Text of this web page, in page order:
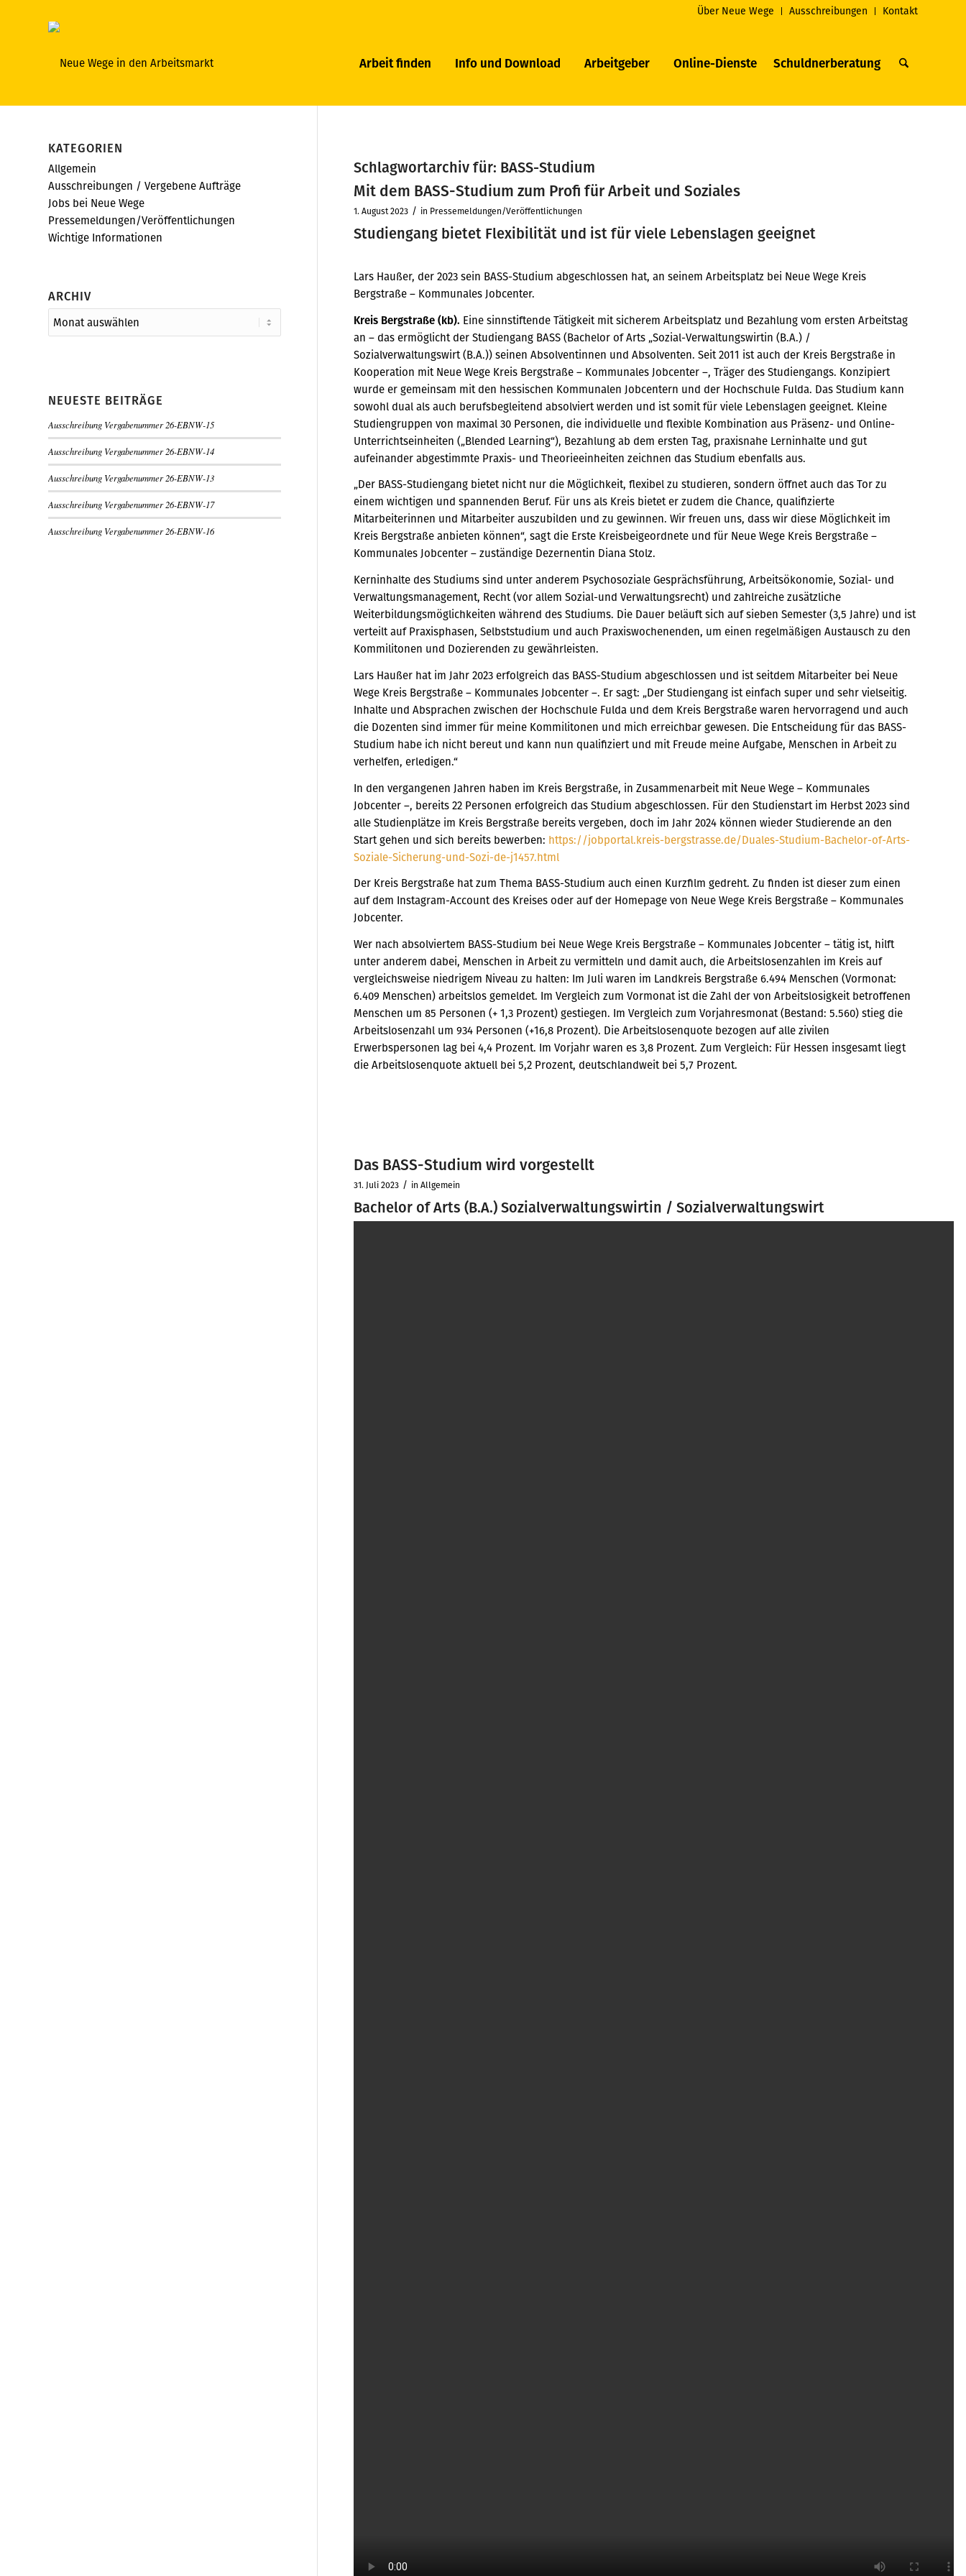
Über Neue Wege Ausschreibungen Kontakt
Arbeit finden Info und Download Arbeitgeber Online-Dienste Schuldnerberatung
Schlagwortarchiv für: BASS-Studium
Mit dem BASS-Studium zum Profi für Arbeit und Soziales
1. August 2023 / in Pressemeldungen/Veröffentlichungen
Studiengang bietet Flexibilität und ist für viele Lebenslagen geeignet
Lars Haußer, der 2023 sein BASS-Studium abgeschlossen hat, an seinem Arbeitsplatz bei Neue Wege Kreis
Bergstraße – Kommunales Jobcenter.
Kreis Bergstraße (kb). Eine sinnstiftende Tätigkeit mit sicherem Arbeitsplatz und Bezahlung vom ersten Arbeitstag
an – das ermöglicht der Studiengang BASS (Bachelor of Arts „Sozial-Verwaltungswirtin (B.A.) /
Sozialverwaltungswirt (B.A.)) seinen Absolventinnen und Absolventen. Seit 2011 ist auch der Kreis Bergstraße in
Kooperation mit Neue Wege Kreis Bergstraße – Kommunales Jobcenter –, Träger des Studiengangs. Konzipiert
wurde er gemeinsam mit den hessischen Kommunalen Jobcentern und der Hochschule Fulda. Das Studium kann
sowohl dual als auch berufsbegleitend absolviert werden und ist somit für viele Lebenslagen geeignet. Kleine
Studiengruppen von maximal 30 Personen, die individuelle und flexible Kombination aus Präsenz- und Online-
Unterrichtseinheiten („Blended Learning“), Bezahlung ab dem ersten Tag, praxisnahe Lerninhalte und gut
aufeinander abgestimmte Praxis- und Theorieeinheiten zeichnen das Studium ebenfalls aus.
„Der BASS-Studiengang bietet nicht nur die Möglichkeit, flexibel zu studieren, sondern öffnet auch das Tor zu
einem wichtigen und spannenden Beruf. Für uns als Kreis bietet er zudem die Chance, qualifizierte
Mitarbeiterinnen und Mitarbeiter auszubilden und zu gewinnen. Wir freuen uns, dass wir diese Möglichkeit im
Kreis Bergstraße anbieten können“, sagt die Erste Kreisbeigeordnete und für Neue Wege Kreis Bergstraße –
Kommunales Jobcenter – zuständige Dezernentin Diana Stolz.
Kerninhalte des Studiums sind unter anderem Psychosoziale Gesprächsführung, Arbeitsökonomie, Sozial- und
Verwaltungsmanagement, Recht (vor allem Sozial-und Verwaltungsrecht) und zahlreiche zusätzliche
Weiterbildungsmöglichkeiten während des Studiums. Die Dauer beläuft sich auf sieben Semester (3,5 Jahre) und ist
verteilt auf Praxisphasen, Selbststudium und auch Praxiswochenenden, um einen regelmäßigen Austausch zu den
Kommilitonen und Dozierenden zu gewährleisten.
Lars Haußer hat im Jahr 2023 erfolgreich das BASS-Studium abgeschlossen und ist seitdem Mitarbeiter bei Neue
Wege Kreis Bergstraße – Kommunales Jobcenter –. Er sagt: „Der Studiengang ist einfach super und sehr vielseitig.
Inhalte und Absprachen zwischen der Hochschule Fulda und dem Kreis Bergstraße waren hervorragend und auch
die Dozenten sind immer für meine Kommilitonen und mich erreichbar gewesen. Die Entscheidung für das BASS-
Studium habe ich nicht bereut und kann nun qualifiziert und mit Freude meine Aufgabe, Menschen in Arbeit zu
verhelfen, erledigen.“
In den vergangenen Jahren haben im Kreis Bergstraße, in Zusammenarbeit mit Neue Wege – Kommunales
Jobcenter –, bereits 22 Personen erfolgreich das Studium abgeschlossen. Für den Studienstart im Herbst 2023 sind
alle Studienplätze im Kreis Bergstraße bereits vergeben, doch im Jahr 2024 können wieder Studierende an den
Start gehen und sich bereits bewerben: https://jobportal.kreis-bergstrasse.de/Duales-Studium-Bachelor-of-Arts-
Soziale-Sicherung-und-Sozi-de-j1457.html
Der Kreis Bergstraße hat zum Thema BASS-Studium auch einen Kurzfilm gedreht. Zu finden ist dieser zum einen
auf dem Instagram-Account des Kreises oder auf der Homepage von Neue Wege Kreis Bergstraße – Kommunales
Jobcenter.
Wer nach absolviertem BASS-Studium bei Neue Wege Kreis Bergstraße – Kommunales Jobcenter – tätig ist, hilft
unter anderem dabei, Menschen in Arbeit zu vermitteln und damit auch, die Arbeitslosenzahlen im Kreis auf
vergleichsweise niedrigem Niveau zu halten: Im Juli waren im Landkreis Bergstraße 6.494 Menschen (Vormonat:
6.409 Menschen) arbeitslos gemeldet. Im Vergleich zum Vormonat ist die Zahl der von Arbeitslosigkeit betroffenen
Menschen um 85 Personen (+ 1,3 Prozent) gestiegen. Im Vergleich zum Vorjahresmonat (Bestand: 5.560) stieg die
Arbeitslosenzahl um 934 Personen (+16,8 Prozent). Die Arbeitslosenquote bezogen auf alle zivilen
Erwerbspersonen lag bei 4,4 Prozent. Im Vorjahr waren es 3,8 Prozent. Zum Vergleich: Für Hessen insgesamt liegt
die Arbeitslosenquote aktuell bei 5,2 Prozent, deutschlandweit bei 5,7 Prozent.
Das BASS-Studium wird vorgestellt
31. Juli 2023 / inAllgemein
Bachelor of Arts (B.A.) Sozialverwaltungswirtin / Sozialverwaltungswirt
KATEGORIEN
Allgemein
Ausschreibungen / Vergebene Aufträge
Jobs bei Neue Wege
Pressemeldungen/Veröffentlichungen
Wichtige Informationen
ARCHIV
NEUESTE BEITRÄGE
Ausschreibung Vergabenummer 26-EBNW-15
Ausschreibung Vergabenummer 26-EBNW-14
Ausschreibung Vergabenummer 26-EBNW-13
Ausschreibung Vergabenummer 26-EBNW-17
Ausschreibung Vergabenummer 26-EBNW-16